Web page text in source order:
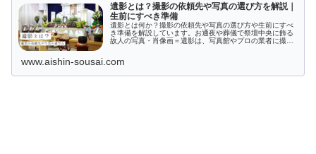
遺影とは？撮影の依頼先や写真の選び方を解説｜
生前にすべき準備
遺影とは何か？撮影の依頼先や写真の選び方や生前にすべ
き準備を解説しています。お通夜や葬儀で祭壇中央に飾る
故人の写真・肖像画＝遺影は、写真館やプロの業者に撮影
はいくつかの注意点が。ぜひ、家族と話し合って事前の準
www.aishin-sousai.com